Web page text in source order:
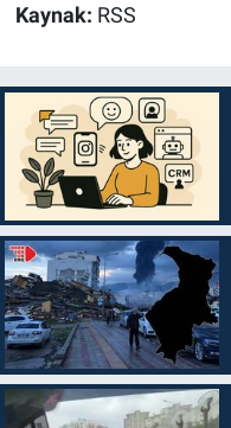
Kaynak: RSS